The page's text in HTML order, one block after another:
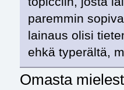
paremmin
lainaus olisi
ehkä typerältä,
Omasta